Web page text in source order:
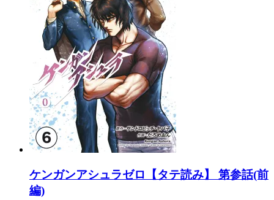
ケンガンアシュラゼロ【タテ読み】 第参話(前
編)